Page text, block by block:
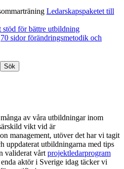
Ledarskapspaketet till
stöd för bättre utbildning
70 sidor förändringsmetodik och
Sök
av våra utbildningar inom
vikt vid är
management, utöver det har vi tagit
uppdaterat utbildningarna med tips
validerat vårt projektledarprogram
aktör i Sverige idag täcker vi